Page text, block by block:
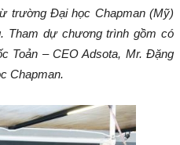
trường Đại học Chapman (Mỹ)
Tham dự chương trình gồm có
Toản – CEO Adsota, Mr. Đặng
Chapman.